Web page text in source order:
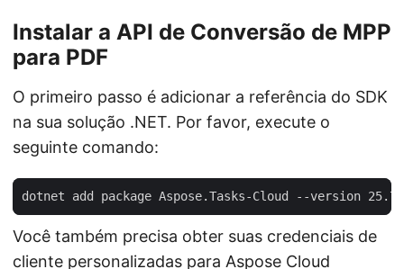
Instalar a API de Conversão de MPP
para PDF
O primeiro passo é adicionar a referência do SDK
na sua solução .NET. Por favor, execute o
seguinte comando:
Você também precisa obter suas credenciais de
cliente personalizadas para Aspose Cloud